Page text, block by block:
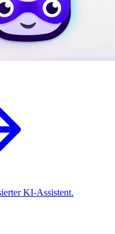
KI-Assistent.